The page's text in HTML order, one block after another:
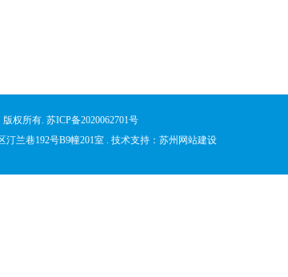
版权所有. 苏ICP备2020062701号
兰巷192号B9幢201室 . 技术支持： 苏州网站建设